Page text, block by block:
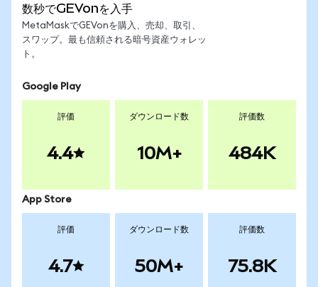
数秒でGEVonを入手
MetaMaskでGEVonを購入、売却、取引、
スワップ。最も信頼される暗号資産ウォレッ
ト。
Google Play
評価
4.4
ダウンロード数
10M+
評価数
484K
App Store
評価
4.7
ダウンロード数
50M+
評価数
75.8K